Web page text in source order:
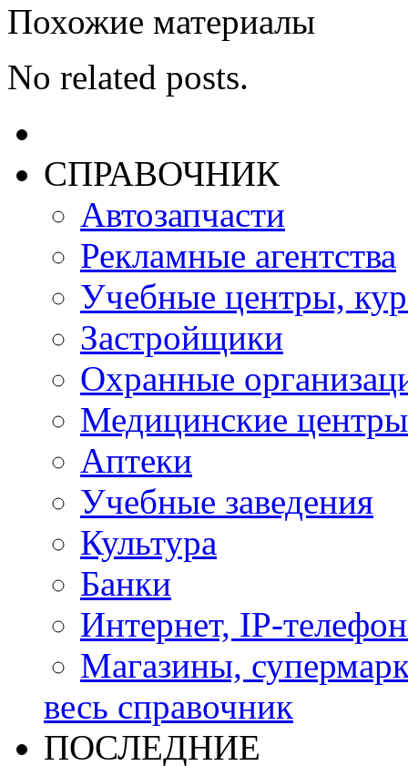
Похожие материалы
No related posts.
СПРАВОЧНИК
Автозапчасти
Рекламные агентства
Учебные центры,
Застройщики
Охранные
Медицинские центры
Аптеки
Учебные заведения
Культура
Банки
Интернет, IP-
Магазины,
весь справочник
ПОСЛЕДНИЕ